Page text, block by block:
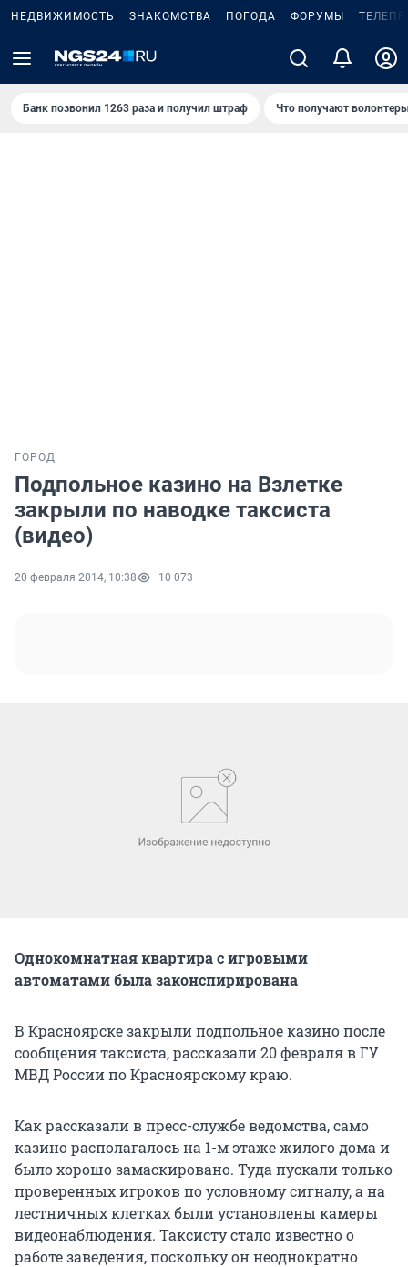
НЕДВИЖИМОСТЬ ЗНАКОМСТВА ПОГОДА ФОРУМЫ
Банк позвонил 1263 раза и получил штраф Что получают
ГОРОД
Подпольное казино на Взлетке
закрыли по наводке таксиста
(видео)
20 февраля 2014, 10:38 10 073
Однокомнатная квартира с игровыми
автоматами была законспирирована
В Красноярске закрыли подпольное казино после
сообщения таксиста, рассказали 20 февраля в ГУ
МВД России по Красноярскому краю.
Как рассказали в пресс-службе ведомства, само
казино располагалось на 1-м этаже жилого дома и
было хорошо замаскировано. Туда пускали только
проверенных игроков по условному сигналу, а на
лестничных клетках были установлены камеры
видеонаблюдения. Таксисту стало известно о
работе заведения, поскольку он неоднократно